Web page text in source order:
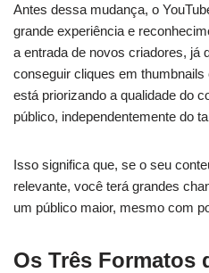
Antes dessa mudança, o
grande experiência e
a entrada de novos criadores, já
conseguir cliques em
está priorizando a qualidade do
público, independentemente do
Isso significa que, se o seu
relevante, você terá grandes
um público maior, mesmo com
Os Três Formatos